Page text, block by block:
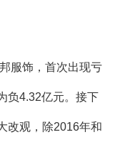
服饰，首次出现亏
负4.32亿元。接下
改观，除2016年和